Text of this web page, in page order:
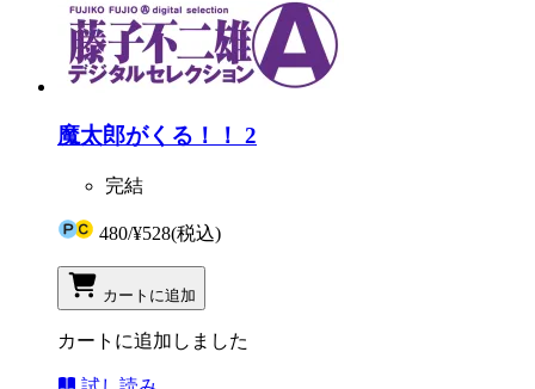
魔太郎がくる！！ 2
完結
480/¥528(税込)
カートに追加
カートに追加しました